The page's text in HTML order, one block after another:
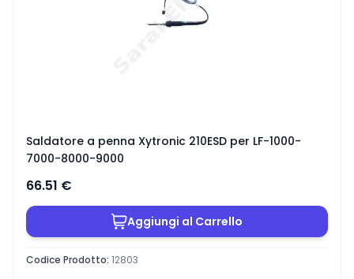
Saldatore a penna Xytronic 210ESD per LF-1000-
7000-8000-9000
66.51 €
Aggiungi al Carrello
Codice Prodotto: 12803